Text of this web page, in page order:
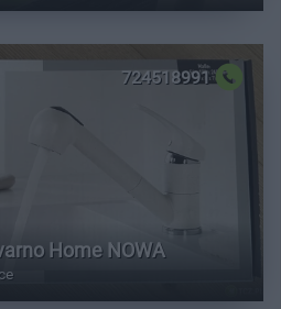
724518991
Home NOWA